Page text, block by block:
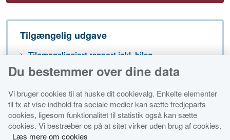
Tilgængelig udgave
Tilgængeliggjort rapport inkl. bilag
Økonomi- og Indenrigsministeriet
Du bestemmer over dine data
Vi bruger cookies til at huske dit cookievalg. Enkelte elementer
til fx at vise indhold fra sociale medier kan sætte tredjeparts
cookies, ligesom funktionalitet til statistik også kan sætte
cookies. Vi bestræber os på at sitet virker uden brug af cookies.
Læs mere om cookies